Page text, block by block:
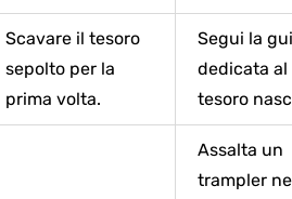
Scavare il tesoro
sepolto per la
prima volta.
Segui la
dedicata al
tesoro
Assalta un
trampler